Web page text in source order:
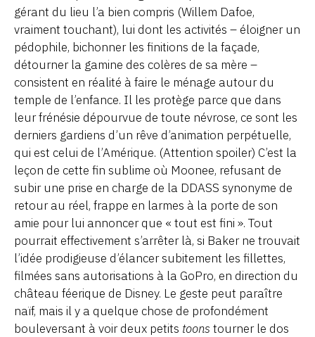
gérant du lieu l’a bien compris (Willem Dafoe,
vraiment touchant), lui dont les activités – éloigner un
pédophile, bichonner les finitions de la façade,
détourner la gamine des colères de sa mère –
consistent en réalité à faire le ménage autour du
temple de l’enfance. Il les protège parce que dans
leur frénésie dépourvue de toute névrose, ce sont les
derniers gardiens d’un rêve d’animation perpétuelle,
qui est celui de l’Amérique. (Attention spoiler) C’est la
leçon de cette fin sublime où Moonee, refusant de
subir une prise en charge de la DDASS synonyme de
retour au réel, frappe en larmes à la porte de son
amie pour lui annoncer que « tout est fini ». Tout
pourrait effectivement s’arrêter là, si Baker ne trouvait
l’idée prodigieuse d’élancer subitement les fillettes,
filmées sans autorisations à la GoPro, en direction du
château féerique de Disney. Le geste peut paraître
naïf, mais il y a quelque chose de profondément
bouleversant à voir deux petits toons tourner le dos